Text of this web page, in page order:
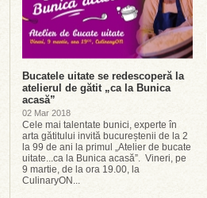
Bucatele uitate se redescoperă la
atelierul de gătit „ca la Bunica
acasă”
02 Mar 2018
Cele mai talentate bunici, experte în
arta gătitului invită bucureștenii de la 2
la 99 de ani la primul „Atelier de bucate
uitate...ca la Bunica acasă”. Vineri, pe
9 martie, de la ora 19.00, la
CulinaryON...